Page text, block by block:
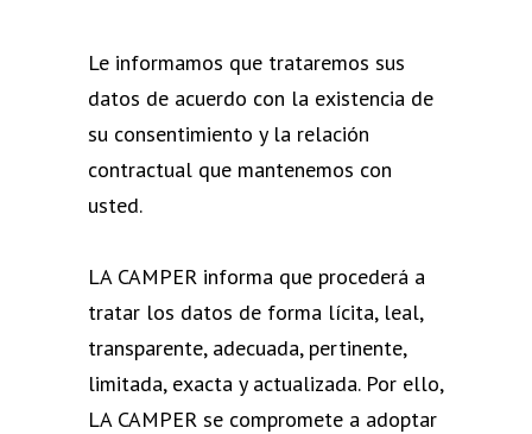
Le informamos que trataremos sus
datos de acuerdo con la existencia de
su consentimiento y la relación
contractual que mantenemos con
usted.
LA CAMPER informa que procederá a
tratar los datos de forma lícita, leal,
transparente, adecuada, pertinente,
limitada, exacta y actualizada. Por ello,
LA CAMPER se compromete a adoptar